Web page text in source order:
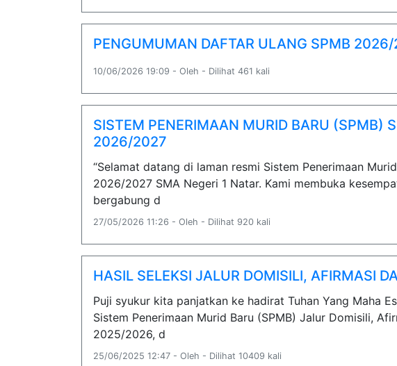
PENGUMUMAN DAFTAR ULANG SPMB
10/06/2026 19:09 - Oleh - Dilihat 461 kali
SISTEM PENERIMAAN MURID BARU (SPMB)
2026/2027
“Selamat datang di laman resmi Sistem Penerimaan
2026/2027 SMA Negeri 1 Natar. Kami membuka
bergabung d
27/05/2026 11:26 - Oleh - Dilihat 920 kali
HASIL SELEKSI JALUR DOMISILI, AFIRMASI
Puji syukur kita panjatkan ke hadirat Tuhan Yang Maha
Sistem Penerimaan Murid Baru (SPMB) Jalur Domisili,
2025/2026, d
25/06/2025 12:47 - Oleh - Dilihat 10409 kali